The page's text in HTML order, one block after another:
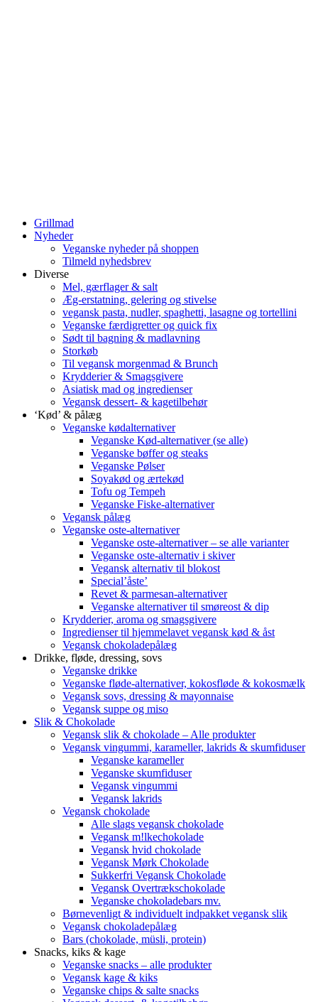
Grillmad
Nyheder
Veganske nyheder på shoppen
Tilmeld nyhedsbrev
Diverse
Mel, gærflager & salt
Æg-erstatning, gelering og stivelse
vegansk pasta, nudler, spaghetti, lasagne og tortellini
Veganske færdigretter og quick fix
Sødt til bagning & madlavning
Storkøb
Til vegansk morgenmad & Brunch
Krydderier & Smagsgivere
Asiatisk mad og ingredienser
Vegansk dessert- & kagetilbehør
‘Kød’ & pålæg
Veganske kødalternativer
Veganske Kød-alternativer (se alle)
Veganske bøffer og steaks
Veganske Pølser
Soyakød og ærtekød
Tofu og Tempeh
Veganske Fiske-alternativer
Vegansk pålæg
Veganske oste-alternativer
Veganske oste-alternativer – se alle varianter
Veganske oste-alternativ i skiver
Vegansk alternativ til blokost
Special’åste’
Revet & parmesan-alternativer
Veganske alternativer til smøreost & dip
Krydderier, aroma og smagsgivere
Ingredienser til hjemmelavet vegansk kød & åst
Vegansk chokoladepålæg
Drikke, fløde, dressing, sovs
Veganske drikke
Veganske fløde-alternativer, kokosfløde & kokosmælk
Vegansk sovs, dressing & mayonnaise
Vegansk suppe og miso
Slik & Chokolade
Vegansk slik & chokolade – Alle produkter
Vegansk vingummi, karameller, lakrids & skumfiduser
Veganske karameller
Veganske skumfiduser
Vegansk vingummi
Vegansk lakrids
Vegansk chokolade
Alle slags vegansk chokolade
Vegansk m!lkechokolade
Vegansk hvid chokolade
Vegansk Mørk Chokolade
Sukkerfri Vegansk Chokolade
Vegansk Overtrækschokolade
Veganske chokoladebars mv.
Børnevenligt & individuelt indpakket vegansk slik
Vegansk chokoladepålæg
Bars (chokolade, müsli, protein)
Snacks, kiks & kage
Veganske snacks – alle produkter
Vegansk kage & kiks
Veganske chips & salte snacks